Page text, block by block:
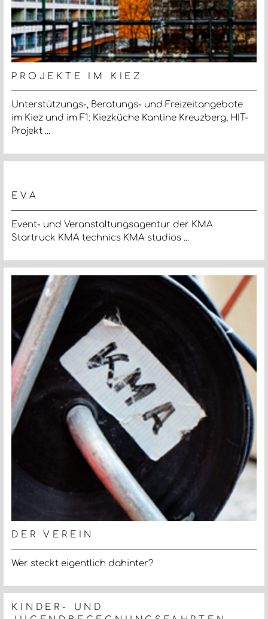
PROJEKTE IM KIEZ
Unterstützungs-, Beratungs- und Freizeit­angebote
im Kiez und im F1: Kiezküche Kantine Kreuzberg, HIT-
Projekt ...
EVA
Event- und Veranstaltungsagentur der KMA
Startruck KMA technics KMA studios ...
DER VEREIN
Wer steckt eigentlich dahinter?
KINDER- UND